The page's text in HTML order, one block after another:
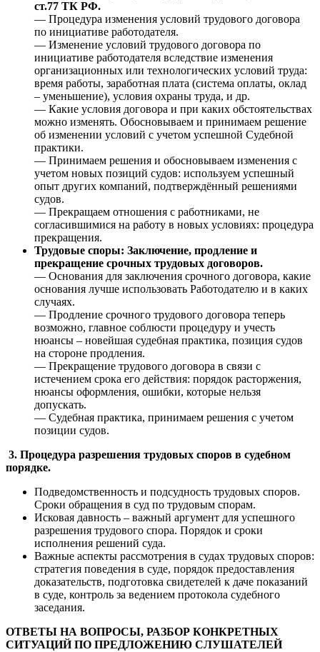
ст.77 ТК РФ.
— Процедура изменения условий трудового договора
по инициативе работодателя.
— Изменение условий трудового договора по
инициативе работодателя вследствие изменения
организационных или технологических условий труда:
время работы, заработная плата (система оплаты, оклад
– уменьшение), условия охраны труда, и др.
— Какие условия договора и при каких обстоятельствах
можно изменять. Обосновываем и принимаем решение
об изменении условий с учетом успешной Судебной
практики.
— Принимаем решения и обосновываем изменения с
учетом новых позиций судов: используем успешный
опыт других компаний, подтверждённый решениями
судов.
— Прекращаем отношения с работниками, не
согласившимися на работу в новых условиях: процедура
прекращения.
Трудовые споры: Заключение, продление и
прекращение срочных трудовых договоров.
— Основания для заключения срочного договора, какие
основания лучше использовать Работодателю и в каких
случаях.
— Продление срочного трудового договора теперь
возможно, главное соблюсти процедуру и учесть
нюансы – новейшая судебная практика, позиция судов
на стороне продления.
— Прекращение трудового договора в связи с
истечением срока его действия: порядок расторжения,
нюансы оформления, ошибки, которые нельзя
допускать.
— Судебная практика, принимаем решения с учетом
позиции судов.
3. Процедура разрешения трудовых споров в судебном
порядке.
Подведомственность и подсудность трудовых споров.
Сроки обращения в суд по трудовым спорам.
Исковая давность – важный аргумент для успешного
разрешения трудового спора. Порядок и сроки
исполнения решений суда.
Важные аспекты рассмотрения в судах трудовых споров:
стратегия поведения в суде, порядок предоставления
доказательств, подготовка свидетелей к даче показаний
в суде, контроль за ведением протокола судебного
заседания.
ОТВЕТЫ НА ВОПРОСЫ, РАЗБОР КОНКРЕТНЫХ
СИТУАЦИЙ ПО ПРЕДЛОЖЕНИЮ СЛУШАТЕЛЕЙ